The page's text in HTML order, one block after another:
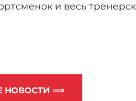
и весь
НОВОСТИ ⟹